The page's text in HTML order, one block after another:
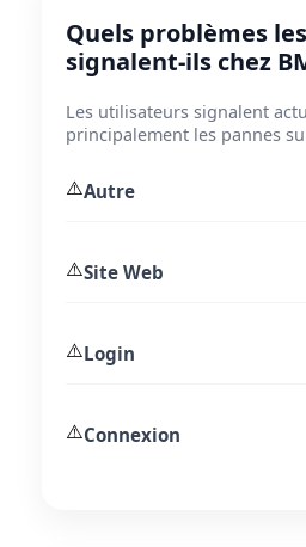
Quels problèmes
signalent-ils chez
Les utilisateurs signalent
principalement les pannes
⚠️Autre
⚠️Site Web
⚠️Login
⚠️Connexion